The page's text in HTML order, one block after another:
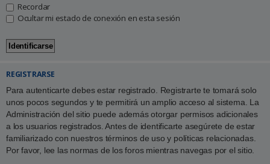
Recordar
Ocultar mi estado de conexión en esta sesión
REGISTRARSE
Para autenticarte debes estar registrado. Registrarte te tomará solo
unos pocos segundos y te permitirá un amplio acceso al sistema. La
Administración del sitio puede además otorgar permisos adicionales
a los usuarios registrados. Antes de identificarte asegúrete de estar
familiarizado con nuestros términos de uso y políticas relacionadas.
Por favor, lee las normas de los foros mientras navegas por el sitio.